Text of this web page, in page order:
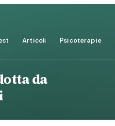
Articoli Psicoterapie
da